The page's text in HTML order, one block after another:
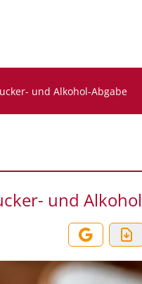
und Alkohol-Abgabe
und